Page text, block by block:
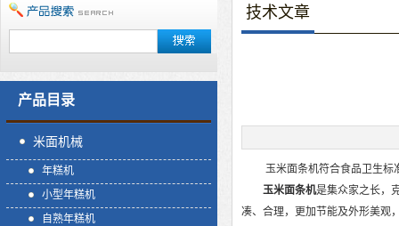
产品目录
米面机械
年糕机
小型年糕机
自熟年糕机
技术文章
玉米面条机符合食品卫生标
玉米面条机是集众家之长，
凑、合理，更加节能及外形美观